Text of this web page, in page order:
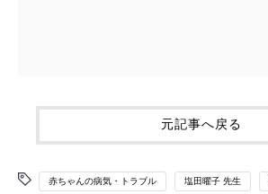
元記事へ戻る
赤ちゃんの病気・トラブル 塩田曜子 先生